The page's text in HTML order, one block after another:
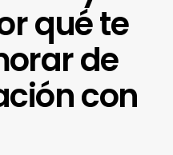
qué te
de
con